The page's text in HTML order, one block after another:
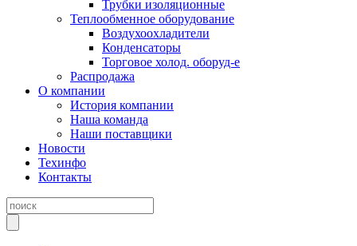
Трубки изоляционные
Теплообменное оборудование
Воздухоохладители
Конденсаторы
Торговое холод. оборуд-е
Распродажа
О компании
История компании
Наша команда
Наши поставщики
Новости
Техинфо
Контакты